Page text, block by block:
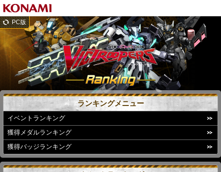
PC版
ランキングメニュー
イベントランキング
獲得メダルランキング
獲得バッジランキング